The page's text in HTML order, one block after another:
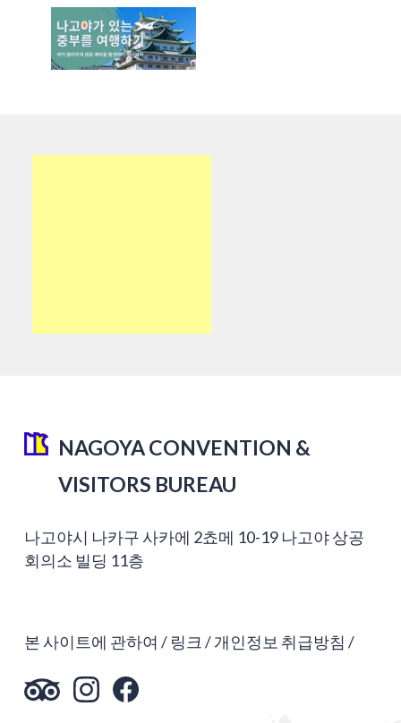
NAGOYA CONVENTION &
VISITORS BUREAU
나고야시 나카구 사카에 2쵸메 10-19 나고야 상공
회의소 빌딩 11층
본 사이트에 관하여 링크 개인정보 취급방침